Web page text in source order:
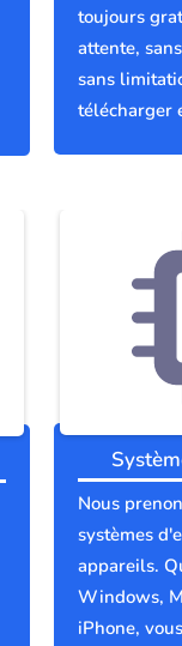
toujours
attente,
sans
télécharger
Nous
systèmes
appareils.
Windows,
iPhone,